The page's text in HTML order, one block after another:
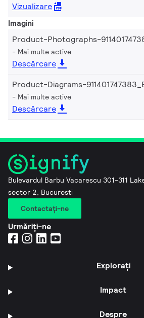
Vizualizare
Imagini
Product-Photographs-
Mai multe active
Descărcare
Product-Diagrams-
Mai multe active
Descărcare
Bulevardul Barbu Vacarescu 301-311
sector 2, Bucuresti
Contactaţi-ne
Urmăriți-ne
Explorați
Impact
Despre